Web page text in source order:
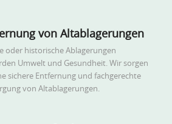
von Altablagerungen
oder historische Ablagerungen
Umwelt und Gesundheit. Wir sorgen
sichere Entfernung und fachgerechte
von Altablagerungen.